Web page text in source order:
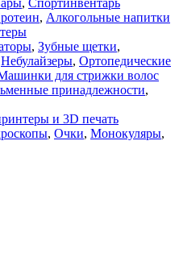
, Алкогольные напитки
, Зубные щетки,
Небулайзеры, Ортопедические
для стрижки волос
принадлежности,
и 3D печать
, Очки, Монокуляры,